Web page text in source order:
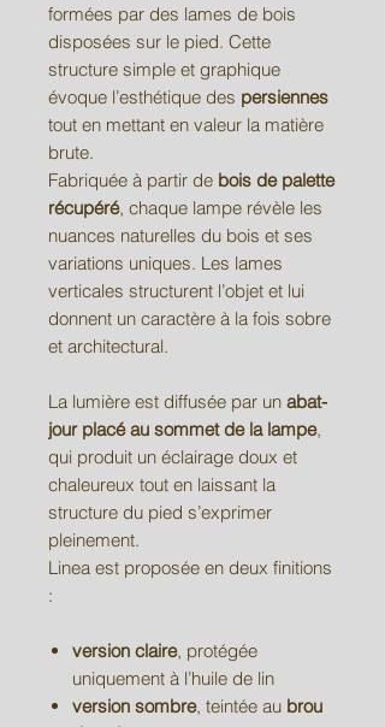
formées par des lames de bois
disposées sur le pied. Cette
structure simple et graphique
évoque l’esthétique des persiennes
tout en mettant en valeur la matière
brute.
Fabriquée à partir de bois de palette
récupéré, chaque lampe révèle les
nuances naturelles du bois et ses
variations uniques. Les lames
verticales structurent l’objet et lui
donnent un caractère à la fois sobre
et architectural.
La lumière est diffusée par un abat-
jour placé au sommet de la lampe,
qui produit un éclairage doux et
chaleureux tout en laissant la
structure du pied s’exprimer
pleinement.
Linea est proposée en deux finitions
:
version claire, protégée
uniquement à l’huile de lin
version sombre, teintée au brou